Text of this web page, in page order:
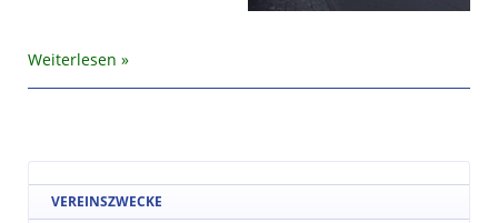
Weiterlesen
VEREINSZWECKE